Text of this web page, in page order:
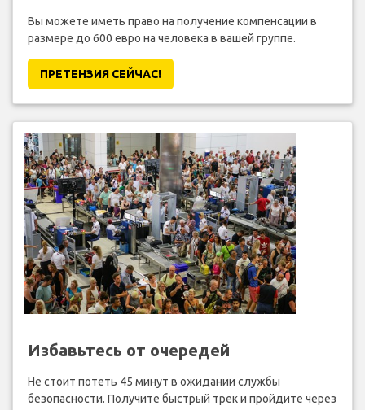
Вы можете иметь право на получение компенсации в
размере до 600 евро на человека в вашей группе.
ПРЕТЕНЗИЯ CЕЙЧАС!
Избавьтесь от очередей
Не стоит потеть 45 минут в ожидании службы
безопасности. Получите быстрый трек и пройдите через